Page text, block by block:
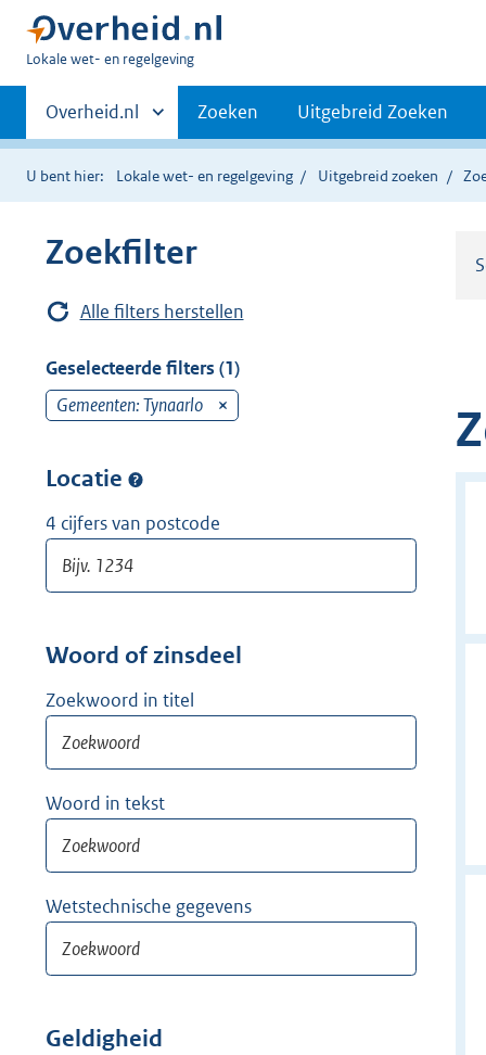
U
hier:
Lokale wet- en regelgeving
Primaire
navigatie
Andere
sites
binnen
Overheid.nl Zoeken Uitgebreid Zoeken
U bent hier: Lokale wet- en regelgeving Uitgebreid zoeken
Zoekfilter
Alle filters herstellen
Geselecteerde filters (1)
Gemeenten: Tynaarlo
i
Locatie
4 cijfers van postcode
Woord of zinsdeel
Zoekwoord in titel
Woord in tekst
Wetstechnische gegevens
Geldigheid